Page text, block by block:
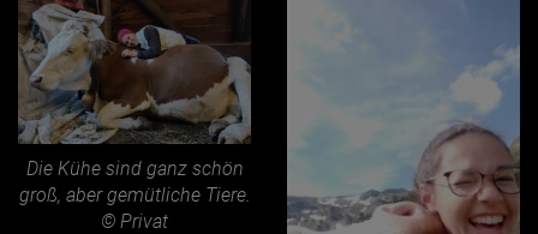
Die Kühe sind ganz schön
groß, aber gemütliche Tiere.
© Privat